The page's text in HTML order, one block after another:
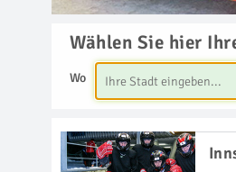
Wählen Sie hier
Wo